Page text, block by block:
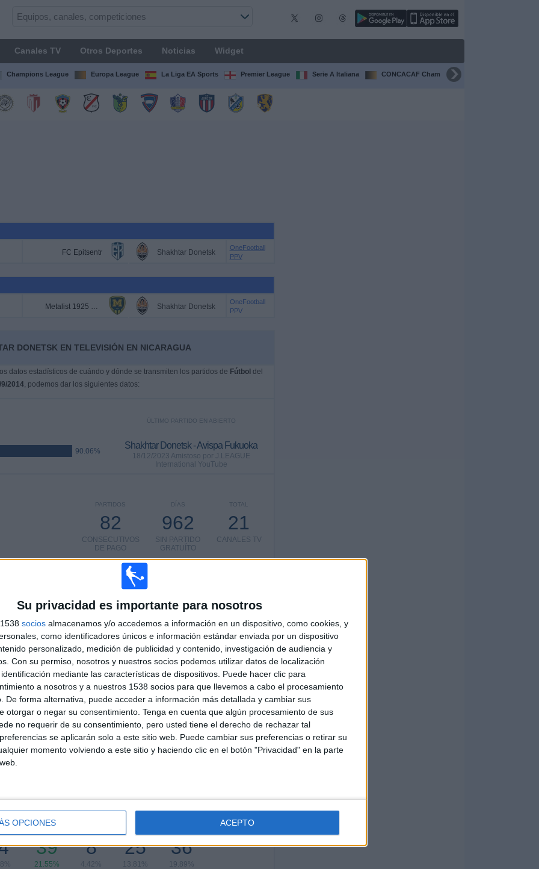
Su privacidad es importante para nosotros
socios almacenamos y/o accedemos a información en un dispositivo, como cookies, y
como identificadores únicos e información estándar enviada por un dispositivo
personalizado, medición de publicidad y contenido, investigación de audiencia y
Con su permiso, nosotros y nuestros socios podemos utilizar datos de localización
mediante las características de dispositivos. Puede hacer clic para
a nosotros y a nuestros 1538 socios para que llevemos a cabo el procesamiento
De forma alternativa, puede acceder a información más detallada y cambiar sus
otorgar o negar su consentimiento. Tenga en cuenta que algún procesamiento de sus
no requerir de su consentimiento, pero usted tiene el derecho de rechazar tal
se aplicarán solo a este sitio web. Puede cambiar sus preferencias o retirar su
momento volviendo a este sitio y haciendo clic en el botón "Privacidad" en la parte
OPCIONES ACEPTO
Canales TV Otros Deportes Noticias Widget
Champions League Europa League La Liga EA Sports Premier League Serie A Italiana CONCACAF Champions Cup
FC Epitsentr Shakhtar Donetsk
OneFootball
PPV
Metalist 1925 Kharkiv Shakhtar Donetsk
OneFootball
PPV
DONETSK EN TELEVISIÓN EN NICARAGUA
datos estadísticos de cuándo y dónde se transmiten los partidos de Fútbol del
2014, podemos dar los siguientes datos:
90.06%
ÚLTIMO PARTIDO EN ABIERTO
Shakhtar Donetsk - Avispa Fukuoka
18/12/2023 Amistoso por J.LEAGUE
International YouTube
TOTAL
21
CANALES TV
DÍAS
962
SIN PARTIDO
GRATUÍTO
PARTIDOS
82
CONSECUTIVOS
DE PAGO
TOTAL
68
RIVALES
MÁXIMO
8
VS Real Madrid
5
COMPETICIONES
RANKING POR COMPETICIONES
Premier League Ucrania
87 (48.07%)
Champions League
55 (30.39%)
Europa League
30 (16.57%)
Conference League
8 (4.42%)
POR DÍA DE LA SEMANA
39
21.55%
8
4.42%
25
13.81%
36
19.89%